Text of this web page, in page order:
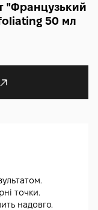
"Французький
50 мл
точки.
надовго.